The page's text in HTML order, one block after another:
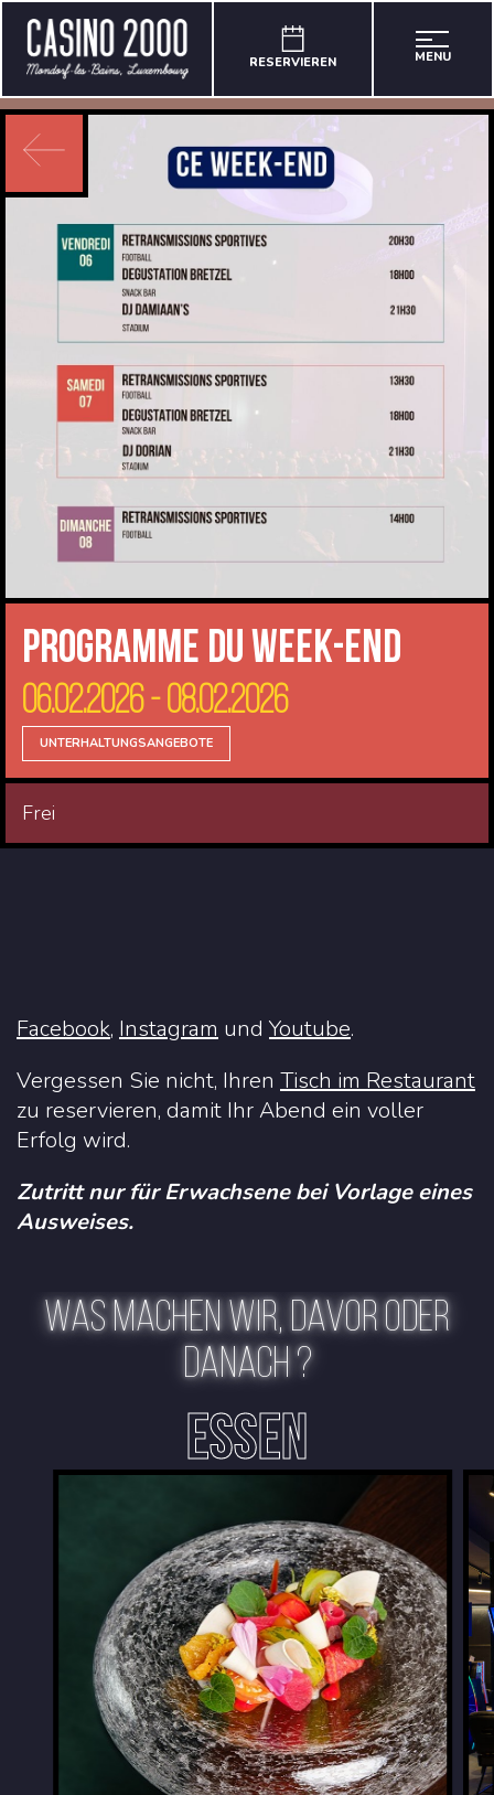
RESERVIEREN MENU
Programme du Week-end
06.02.2026 - 08.02.2026
UNTERHALTUNGSANGEBOTE
Frei
Facebook, Instagram und Youtube.
Vergessen Sie nicht, Ihren Tisch im Restaurant
zu reservieren, damit Ihr Abend ein voller
Erfolg wird.
Zutritt nur für Erwachsene bei Vorlage eines
Ausweises.
WAS MACHEN WIR, DAVOR ODER
DANACH ?
ESSEN